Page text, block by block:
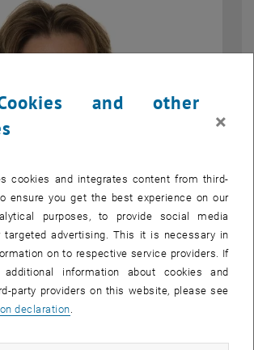
© Matthias Heisler | WIT Projekt TU Wien
and other
×
cookies and integrates content from third-
ensure you get the best experience on our
purposes, to provide social media
targeted advertising. This it is necessary in
on to respective service providers. If
information about cookies and
party providers on this website, please see
declaration